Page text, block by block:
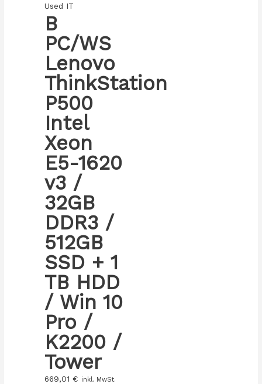
Used IT
B
PC/WS
Lenovo
ThinkStation
P500
Intel
Xeon
E5-1620
v3 /
32GB
DDR3 /
512GB
SSD + 1
TB HDD
/ Win 10
Pro /
K2200 /
Tower
669,01 € inkl. MwSt.